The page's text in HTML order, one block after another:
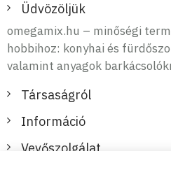
Üdvözöljük
omegamix.hu – minőségi
hobbihoz: konyhai és
valamint anyagok
Társaságról
Információ
Vevőszolgálat